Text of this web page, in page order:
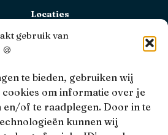
gebruik van
te bieden, gebruiken wij
cookies om informatie over je
en/of te raadplegen. Door in te
kunnen wij
Locaties
bij de AFM.
interne klachtbehandeling, dan